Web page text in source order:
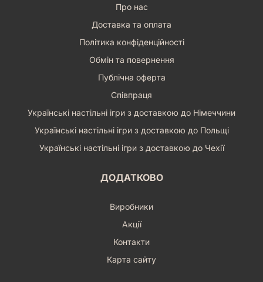
Про нас
Доставка та оплата
Політика конфіденційності
Обмін та повернення
Публічна оферта
Співпраця
Українські настільні ігри з доставкою до Німеччини
Українські настільні ігри з доставкою до Польщі
Українські настільні ігри з доставкою до Чехії
ДОДАТКОВО
Виробники
Акції
Контакти
Карта сайту